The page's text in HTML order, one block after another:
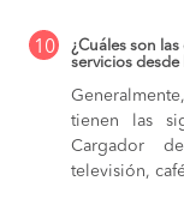
10
¿Cuáles son
servicios desde
tienen las
Cargador
televisión,